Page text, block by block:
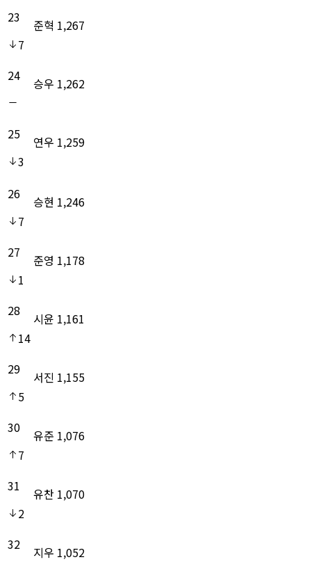
23
7
준혁 1,267
24 승우 1,262
25
3
연우 1,259
26
7
승현 1,246
27
1
준영 1,178
28
14
시윤 1,161
29
5
서진 1,155
30
7
유준 1,076
31
2
유찬 1,070
32
지우 1,052